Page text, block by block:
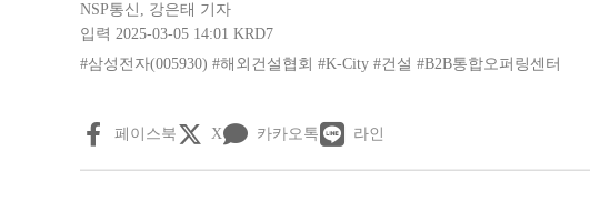
NSP통신 , 강은태 기자
입력 2025-03-05 14:01 KRD7
#삼성전자(005930) #해외건설협회 #K-City #건설 #B2B통합오퍼링센터
페이스북 X 카카오톡 라인